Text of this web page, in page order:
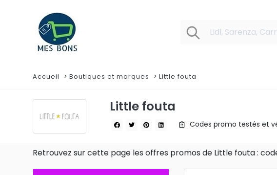
Accueil Boutiques et marques Little fouta
Little fouta
Codes promo testés et
Retrouvez sur cette page les offres promos de Little fouta :